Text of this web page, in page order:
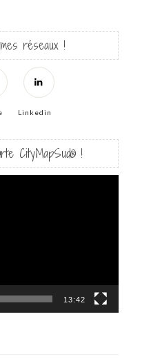
réseaux !
Linkedin
CityMapSud® !
13:42